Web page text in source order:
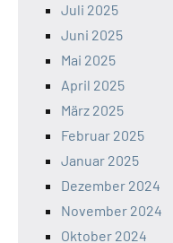
Juli 2025
Juni 2025
Mai 2025
April 2025
März 2025
Februar 2025
Januar 2025
Dezember 2024
November 2024
Oktober 2024